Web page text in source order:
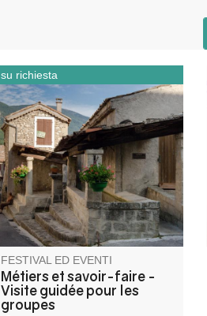
Perché à 700 mètres d’altitude
dans la haute vallée de la
Vaïre, Annot se découvre à
travers les métiers et savoir-
faire d’autrefois.
FESTIVAL ED EVENTI
Métiers et savoir-faire -
Visite guidée pour les
groupes
su richiesta